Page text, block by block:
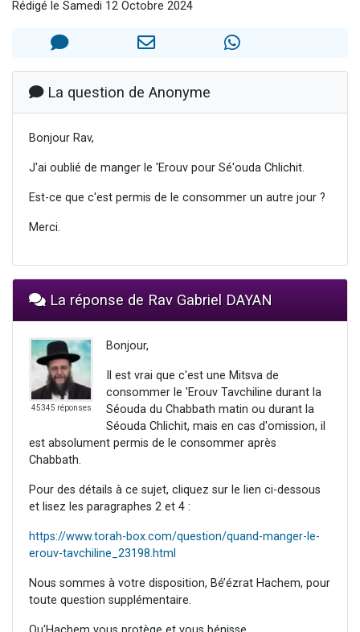
12 nouvelles musiques dans Torah-Box Music
2 personnes viennent de nous rejoindre sur WhatsApp
Rédigé le Samedi 12 Octobre 2024
La question de Anonyme
Bonjour Rav,
J'ai oublié de manger le 'Erouv pour Sé'ouda Chlichit.
Est-ce que c'est permis de le consommer un autre jour ?
Merci.
La réponse de Rav Gabriel DAYAN
45345 réponses
Bonjour,
Il est vrai que c'est une Mitsva de
consommer le 'Erouv Tavchiline durant la
Séouda du Chabbath matin ou durant la
Séouda Chlichit, mais en cas d'omission, il
est absolument permis de le consommer après
Chabbath.
Pour des détails à ce sujet, cliquez sur le lien ci-dessous
et lisez les paragraphes 2 et 4 :
https://www.torah-box.com/question/quand-manger-le-
erouv-tavchiline_23198.html
Nous sommes à votre disposition, Bé’ézrat Hachem, pour
toute question supplémentaire.